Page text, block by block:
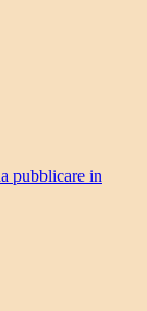
pubblicare in